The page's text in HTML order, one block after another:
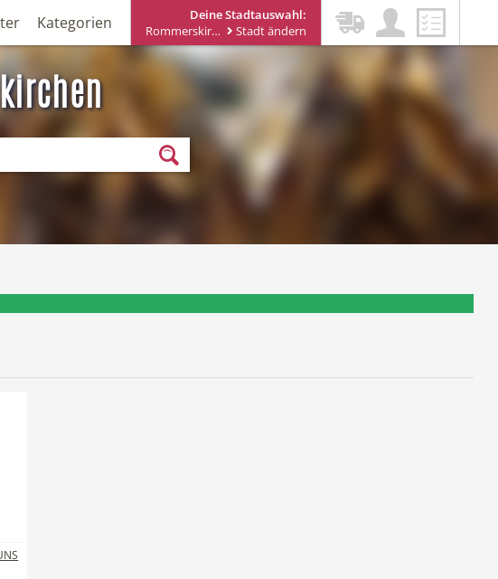
Deine Stadtauswahl:
Rommerskirchen
Stadt ändern
Kategorien